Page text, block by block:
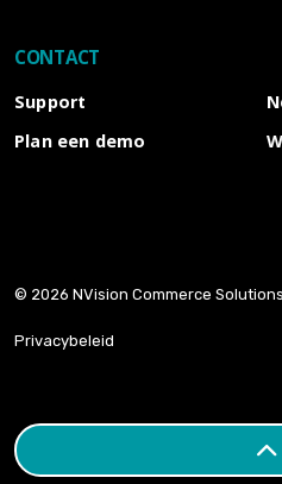
CONTACT
Support
Plan een demo
© 2026 NVision Commerce
Privacybeleid